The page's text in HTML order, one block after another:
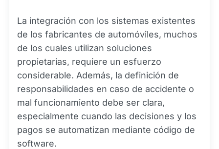
La integración con los sistemas existentes
de los fabricantes de automóviles, muchos
de los cuales utilizan soluciones
propietarias, requiere un esfuerzo
considerable. Además, la definición de
responsabilidades en caso de accidente o
mal funcionamiento debe ser clara,
especialmente cuando las decisiones y los
pagos se automatizan mediante código de
software.